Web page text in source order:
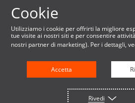
Cookie
Utilizziamo i cookie per offrirti la migliore
tue visite ai nostri siti e per consentire
nostri partner di marketing). Per i dettagli,
Accetta
Rivedi